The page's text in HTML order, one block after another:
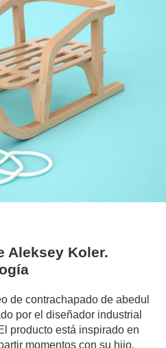
Aleksey Koler.
de contrachapado de abedul
por el diseñador industrial
producto está inspirado en
momentos con su hijo,